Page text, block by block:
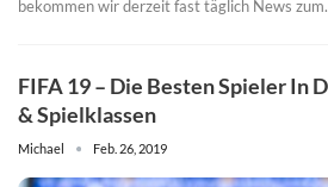
bekommen wir derzeit fast täglich News
FIFA 19 – Die Besten Spieler In
& Spielklassen
Michael Feb. 26, 2019